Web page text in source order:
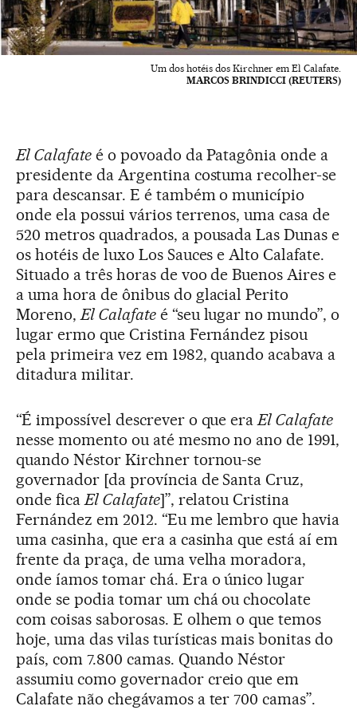
Um dos hotéis dos Kirchner em El Calafate.
MARCOS BRINDICCI (REUTERS)
El Calafateé o povoado da Patagônia onde a
presidente da Argentina costuma recolher-se
para descansar. E é também o município
onde ela possui vários terrenos, uma casa de
520 metros quadrados, a pousada Las Dunas e
os hotéis de luxo Los Sauces e Alto Calafate.
Situado a três horas de voo de Buenos Aires e
a uma hora de ônibus do glacial Perito
Moreno,El Calafateé “seu lugar no mundo”, o
lugar ermo que Cristina Fernández pisou
pela primeira vez em 1982, quando acabava a
ditadura militar.
“É impossível descrever o que eraEl Calafate
nesse momento ou até mesmo no ano de 1991,
quando Néstor Kirchner tornou-se
governador [da província de Santa Cruz,
onde ficaEl Calafate]”, relatou Cristina
Fernández em 2012. “Eu me lembro que havia
uma casinha, que era a casinha que está aí em
frente da praça, de uma velha moradora,
onde íamos tomar chá. Era o único lugar
onde se podia tomar um chá ou chocolate
com coisas saborosas. E olhem o que temos
hoje, uma das vilas turísticas mais bonitas do
país, com 7.800 camas. Quando Néstor
assumiu como governador creio que em
Calafate não chegávamos a ter 700 camas”.